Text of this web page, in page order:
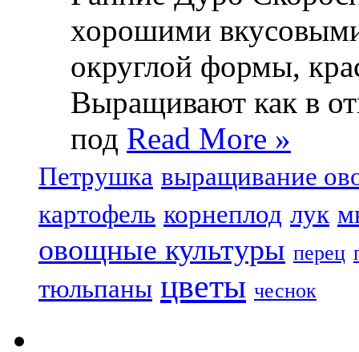
хорошими
округлой формы,
Выращивают как в
под Read More »
Петрушка выращивание
картофель корнеплод лук
овощные культуры перец
тюльпаны цветы чеснок